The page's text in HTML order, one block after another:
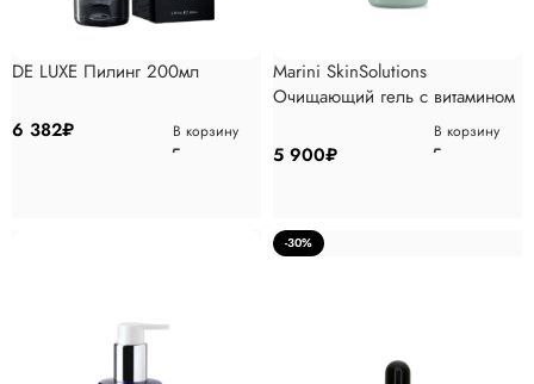
DE LUXE Пилинг 200мл
6 382₽ В корзину
Marini SkinSolutions
Очищающий гель с витамином
5 900₽
В корзину
-30%